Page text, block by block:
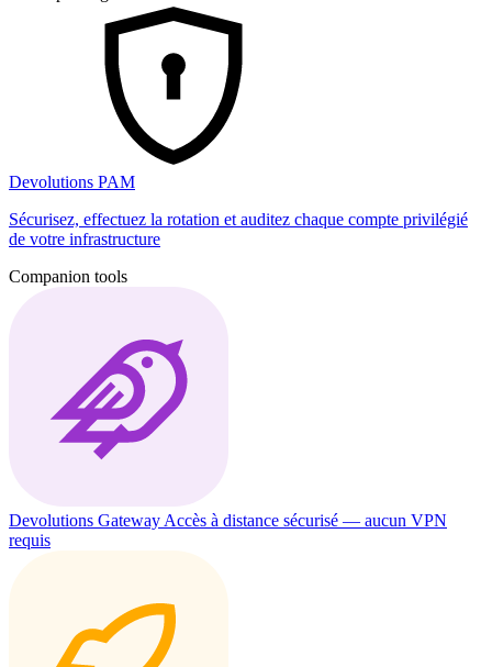
Devolutions PAM
Sécurisez, effectuez la rotation et auditez chaque compte privilégié
de votre infrastructure
Companion tools
Devolutions Gateway Accès à distance sécurisé — aucun VPN
requis